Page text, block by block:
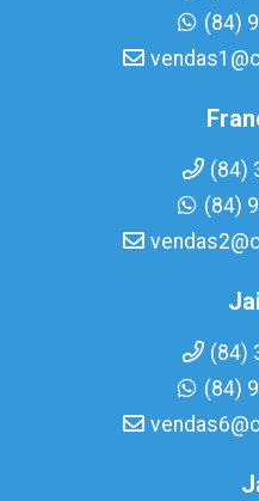
(84)
(84)
(84)
(84)
(84)